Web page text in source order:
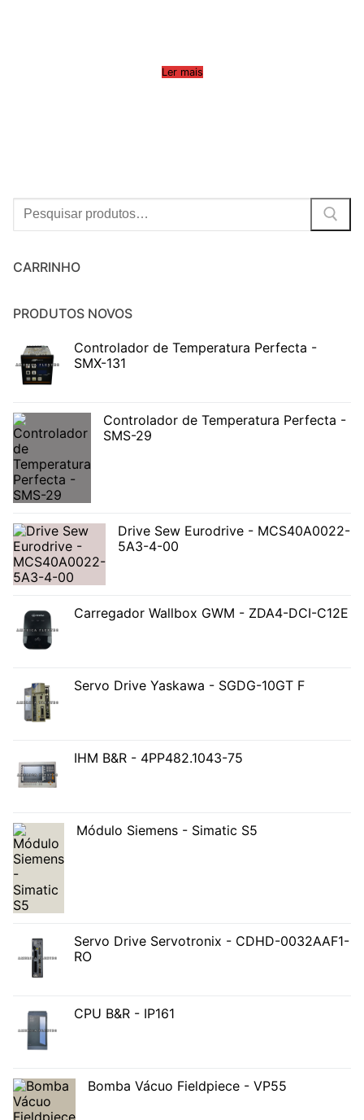
Ler mais
Procurar:
CARRINHO
PRODUTOS NOVOS
Controlador de Temperatura Perfecta -
SMX-131
Controlador de Temperatura Perfecta -
SMS-29
Drive Sew Eurodrive - MCS40A0022-
5A3-4-00
Carregador Wallbox GWM - ZDA4-DCI-C12E
Servo Drive Yaskawa - SGDG-10GT F
IHM B&R - 4PP482.1043-75
Módulo Siemens - Simatic S5
Servo Drive Servotronix - CDHD-0032AAF1-
RO
CPU B&R - IP161
Bomba Vácuo Fieldpiece - VP55